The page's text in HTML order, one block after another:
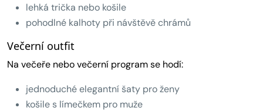
lehká trička nebo košile
pohodlné kalhoty při návštěvě chrámů
Večerní outfit
Na večeře nebo večerní program se hodí:
jednoduché elegantní šaty pro ženy
košile s límečkem pro muže